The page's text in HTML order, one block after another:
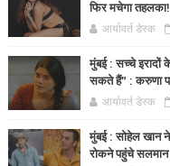
फिर मचेगा तहलका!
आर्यावर्त डेस्क
मुंबई : सच्चे इरादों
सकते हैं” : करुणा
आर्यावर्त डेस्क
मुंबई : सोहेल खान ने
रोकने पहुंचे